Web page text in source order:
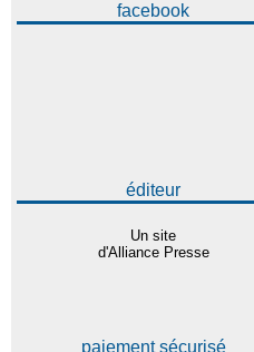
facebook
éditeur
Un site
d'Alliance Presse
paiement sécurisé